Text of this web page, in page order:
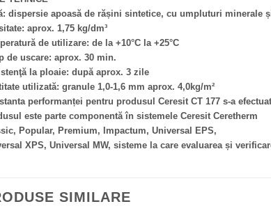
dispersie apoasă de rășini sintetice, cu umpluturi minerale
aprox. 1,75 kg/dm³
de utilizare: de la +10°C la +25°C
de uscare: aprox. 30 min.
la ploaie: după aprox. 3 zile
utilizată: granule 1,0-1,6 mm aprox. 4,0kg/m²
performanței pentru produsul Ceresit CT 177 s-a
este parte componentă în sistemele Ceresit Ceretherm
Popular, Premium, Impactum, Universal EPS,
XPS, Universal MW, sisteme la care evaluarea și
SIMILARE